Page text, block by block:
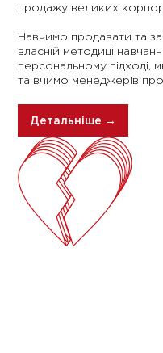
продажу великих
Навчимо продавати та
власній методиці
персональному підході,
та вчимо менеджерів
Детальніше →